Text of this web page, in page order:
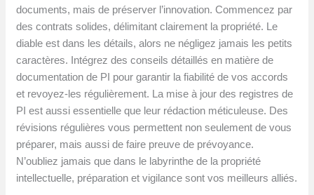
documents, mais de préserver l’innovation. Commencez par
des contrats solides, délimitant clairement la propriété. Le
diable est dans les détails, alors ne négligez jamais les petits
caractères. Intégrez des conseils détaillés en matière de
documentation de PI pour garantir la fiabilité de vos accords
et revoyez-les régulièrement. La mise à jour des registres de
PI est aussi essentielle que leur rédaction méticuleuse. Des
révisions régulières vous permettent non seulement de vous
préparer, mais aussi de faire preuve de prévoyance.
N’oubliez jamais que dans le labyrinthe de la propriété
intellectuelle, préparation et vigilance sont vos meilleurs alliés.